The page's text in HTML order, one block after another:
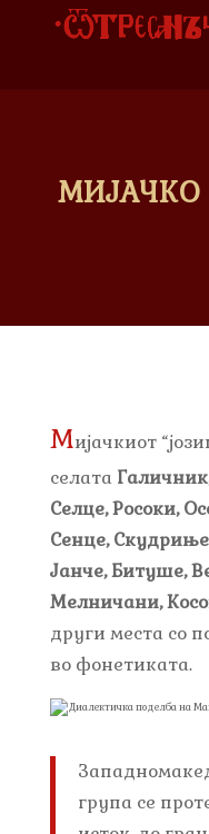
МИЈАЧКО
Мијачкиот
селата
Селце, Росоки,
Сенце,
Јанче, Битуше,
Мелничани,
други места со
во фонетиката.
група се